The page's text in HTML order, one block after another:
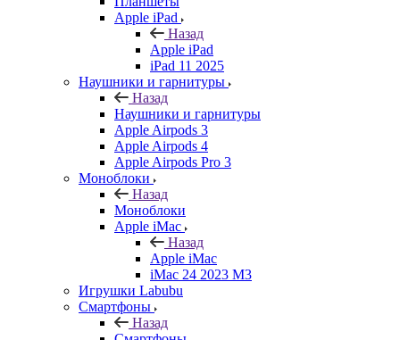
Apple iPad
Назад
Apple iPad
iPad 11 2025
Наушники и гарнитуры
Назад
Наушники и гарнитуры
Apple Airpods 3
Apple Airpods 4
Apple Airpods Pro 3
Моноблоки
Назад
Моноблоки
Apple iMac
Назад
Apple iMac
iMac 24 2023 M3
Игрушки Labubu
Смартфоны
Назад